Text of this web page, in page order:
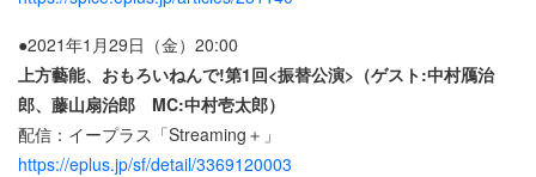
●2021年1月29日（金）20:00
上方藝能、おもろいねんで!第1回<振替公演>（ゲスト:中村鴈治
郎、藤山扇治郎 MC:中村壱太郎）
配信：イープラス「Streaming＋」
https://eplus.jp/sf/detail/3369120003